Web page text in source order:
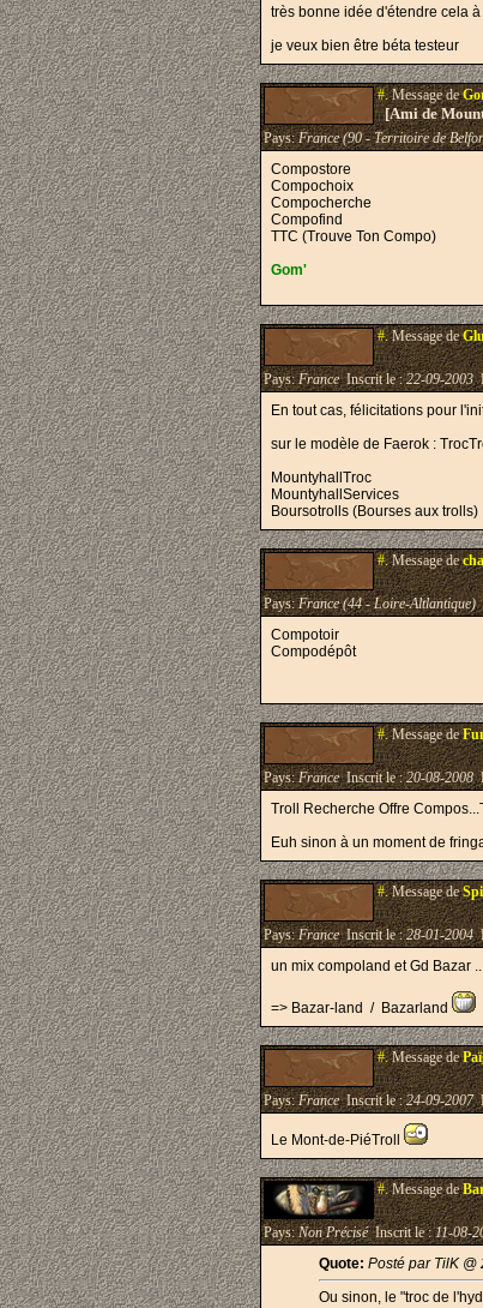
très bonne idée d'étendre cela
je veux bien être béta testeur
#.Message de
[Ami de
Pays:France (90 - Territoire de
Compostore
Compochoix
Compocherche
Compofind
TTC (Trouve Ton Compo)
Gom'
#.Message de
Pays:FranceInscrit le :22-09-2003
En tout cas, félicitations pour
sur le modèle de Faerok :
MountyhallTroc
MountyhallServices
Boursotrolls (Bourses aux trolls)
#.Message de
Pays:France (44 - Loire-Altlantique)
Compotoir
Compodépôt
#.Message de
Pays:FranceInscrit le :20-08-2008
Troll Recherche Offre
Euh sinon à un moment de
#.Message de
Pays:FranceInscrit le :28-01-2004
un mix compoland et Gd Bazar
=> Bazar-land / Bazarland
#.Message de
Pays:FranceInscrit le :24-09-2007
Le Mont-de-PiéTroll
#.Message de
Pays:Non PréciséInscrit le :11-08-
Quote: Posté par TilK
Ou sinon, le "troc de